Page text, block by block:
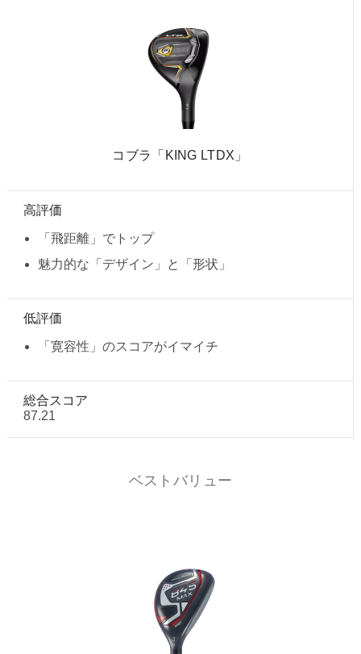
コブラ「KING LTDX」
高評価
「飛距離」でトップ
魅力的な「デザイン」と「形状」
低評価
「寛容性」のスコアがイマイチ
総合スコア
87.21
ベストバリュー